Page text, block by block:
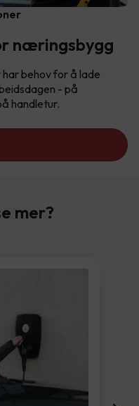
næringsbygg
behov for å lade
- på
handletur.
mer?